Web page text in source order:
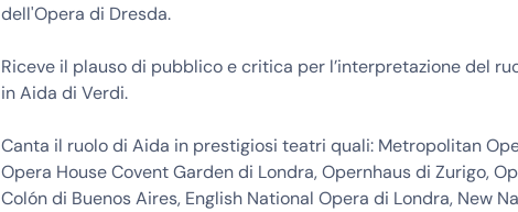
dell'Opera di Dresda.
Riceve il plauso di pubblico e critica per l’interpretazione del
in Aida di Verdi.
Canta il ruolo di Aida in prestigiosi teatri quali: Metropolitan
Opera House Covent Garden di Londra, Opernhaus di Zurigo,
Colón di Buenos Aires, English National Opera di Londra, New